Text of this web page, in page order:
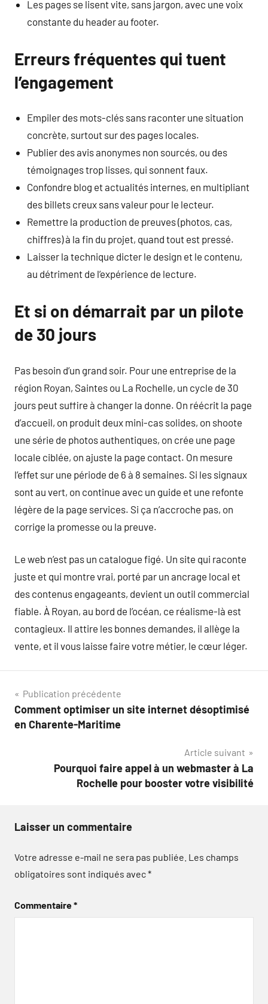
Les pages se lisent vite, sans jargon, avec une voix
constante du header au footer.
Erreurs fréquentes qui tuent
l’engagement
Empiler des mots-clés sans raconter une situation
concrète, surtout sur des pages locales.
Publier des avis anonymes non sourcés, ou des
témoignages trop lisses, qui sonnent faux.
Confondre blog et actualités internes, en multipliant
des billets creux sans valeur pour le lecteur.
Remettre la production de preuves (photos, cas,
chiffres) à la fin du projet, quand tout est pressé.
Laisser la technique dicter le design et le contenu,
au détriment de l’expérience de lecture.
Et si on démarrait par un pilote
de 30 jours
Pas besoin d’un grand soir. Pour une entreprise de la
région Royan, Saintes ou La Rochelle, un cycle de 30
jours peut suffire à changer la donne. On réécrit la page
d’accueil, on produit deux mini-cas solides, on shoote
une série de photos authentiques, on crée une page
locale ciblée, on ajuste la page contact. On mesure
l’effet sur une période de 6 à 8 semaines. Si les signaux
sont au vert, on continue avec un guide et une refonte
légère de la page services. Si ça n’accroche pas, on
corrige la promesse ou la preuve.
Le web n’est pas un catalogue figé. Un site qui raconte
juste et qui montre vrai, porté par un ancrage local et
des contenus engageants, devient un outil commercial
fiable. À Royan, au bord de l’océan, ce réalisme-là est
contagieux. Il attire les bonnes demandes, il allège la
vente, et il vous laisse faire votre métier, le cœur léger.
Navigation
de
Publication précédente
Comment optimiser un site internet désoptimisé
en Charente-Maritime
Article suivant
Pourquoi faire appel à un webmaster à La
Rochelle pour booster votre visibilité
Laisser un commentaire
Votre adresse e-mail ne sera pas publiée. Les champs
obligatoires sont indiqués avec*
Commentaire*